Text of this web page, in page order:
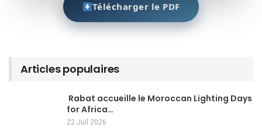
Télécharger le PDF
Articles populaires
Rabat accueille le Moroccan Lighting Days
for Africa…
22 Juil 2026